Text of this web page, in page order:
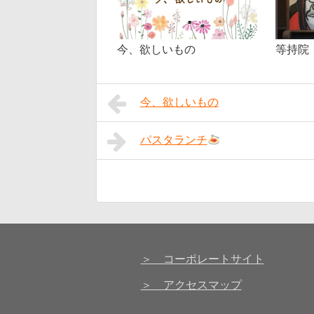
今、欲しいもの 等持院
今、欲しいもの
パスタランチ
＞ コーポレートサイト
＞ アクセスマップ